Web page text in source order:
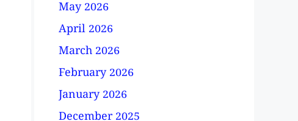
May 2026
April 2026
March 2026
February 2026
January 2026
December 2025